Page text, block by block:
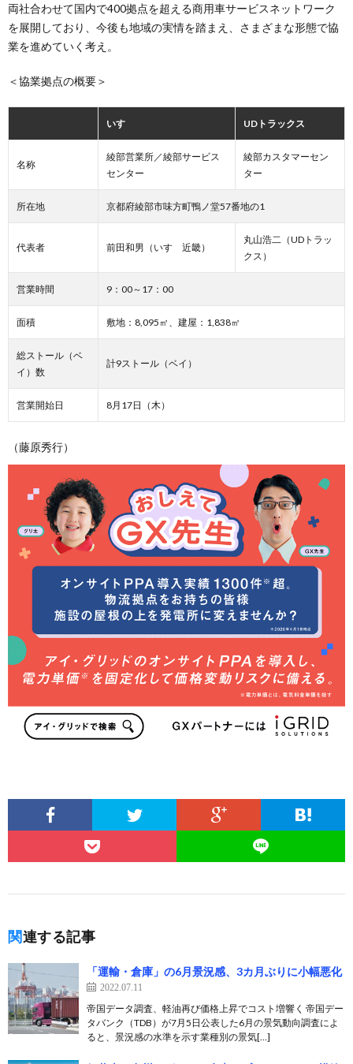
両社合わせて国内で400拠点を超える商用車サービスネットワーク
を展開しており、今後も地域の実情を踏まえ、さまざまな形態で協
業を進めていく考え。
＜協業拠点の概要＞
いすゞ UDトラックス
名称
綾部営業所／綾部サービス
センター
綾部カスタマーセン
ター
所在地 京都府綾部市味方町鴨ノ堂57番地の1
代表者 前田和男（いすゞ近畿）
丸山浩二（UDトラッ
クス）
営業時間 9：00～17：00
面積 敷地：8,095㎡、建屋：1,838㎡
総ストール（ベ
イ）数
計9ストール（ベイ）
営業開始日 8月17日（木）
（藤原秀行）
関連する記事
「運輸・倉庫」の6月景況感、3カ月ぶりに小幅悪化
2022.07.11
帝国データ調査、軽油再び価格上昇でコスト増響く 帝国デー
タバンク（TDB）が7月5日公表した6月の景気動向調査によ
ると、景況感の水準を示す業種別の景気[…]